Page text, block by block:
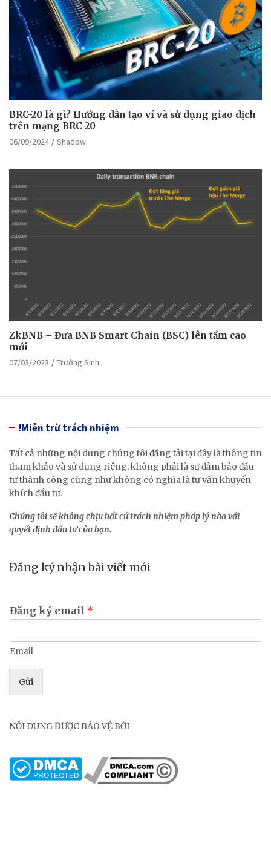
BRC-20 là gì? Hướng dẫn tạo ví và sử dụng giao dịch
trên mạng BRC-20
06/09/2024 Shadow
ZkBNB – Đưa BNB Smart Chain (BSC) lên tầm cao
mới
07/03/2023 Trường Sinh
!Miễn trừ trách nhiệm
Tất cả những nội dung chúng tôi đăng tải tại đây là thông tin
tham khảo và sử dụng riêng, không phải là sự đảm bảo đầu
tư thành công cũng như không có nghĩa là tư vấn khuyến
khích đầu tư.
Chúng tôi sẽ không chịu bất cứ trách nhiệm pháp lý nào với
quyết định đầu tư của bạn.
Đăng ký nhận bài viết mới
Đăng ký email *
Email
Gửi
NỘI DUNG ĐƯỢC BẢO VỆ BỞI